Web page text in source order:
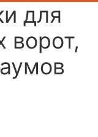
для
ворот,